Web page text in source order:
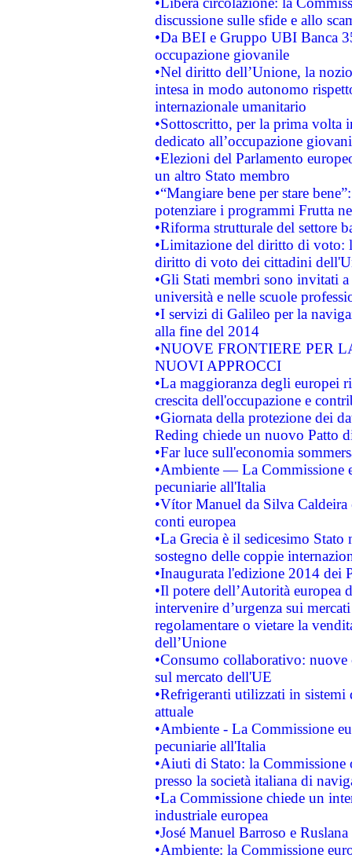
discussione sulle sfide e allo
•Da BEI e Gruppo UBI Banca
occupazione giovanile
•Nel diritto dell’Unione, la
intesa in modo autonomo
internazionale umanitario
•Sottoscritto, per la prima volta
dedicato all’occupazione
•Elezioni del Parlamento
un altro Stato membro
•“Mangiare bene per stare
potenziare i programmi Frutta
•Riforma strutturale del settore
•Limitazione del diritto di voto:
diritto di voto dei cittadini
•Gli Stati membri sono invitati
università e nelle scuole
•I servizi di Galileo per la
alla fine del 2014
•NUOVE FRONTIERE PER
NUOVI APPROCCI
•La maggioranza degli europei
crescita dell'occupazione e
•Giornata della protezione dei
Reding chiede un nuovo Patto
•Far luce sull'economia
•Ambiente — La Commissione
pecuniarie all'Italia
•Vítor Manuel da Silva Caldeira
conti europea
•La Grecia è il sedicesimo
sostegno delle coppie
•Inaugurata l'edizione 2014 dei
•Il potere dell’Autorità europea
intervenire d’urgenza sui
regolamentare o vietare la
dell’Unione
•Consumo collaborativo:
sul mercato dell'UE
•Refrigeranti utilizzati in
attuale
•Ambiente - La Commissione
pecuniarie all'Italia
•Aiuti di Stato: la
presso la società italiana di
•La Commissione chiede un
industriale europea
•José Manuel Barroso e
•Ambiente: la Commissione